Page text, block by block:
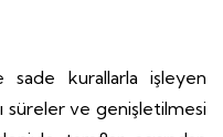
sade kurallarla işleyen
süreler ve genişletilmesi